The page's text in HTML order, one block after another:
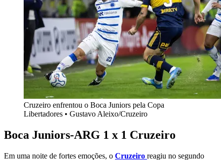
Cruzeiro enfrentou o Boca Juniors pela Copa
Libertadores • Gustavo Aleixo/Cruzeiro
Boca Juniors-ARG 1 x 1 Cruzeiro
Em uma noite de fortes emoções, o Cruzeiro reagiu no segundo